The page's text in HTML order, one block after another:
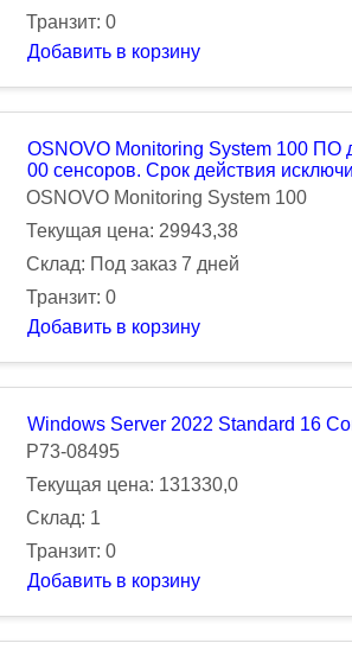
Транзит: 0
Добавить в корзину
OSNOVO Monitoring System 100 ПО
00 сенсоров. Срок действия
OSNOVO Monitoring System 100
Текущая цена: 29943,38
Склад: Под заказ 7 дней
Транзит: 0
Добавить в корзину
Windows Server 2022 Standard 16
P73-08495
Текущая цена: 131330,0
Склад: 1
Транзит: 0
Добавить в корзину